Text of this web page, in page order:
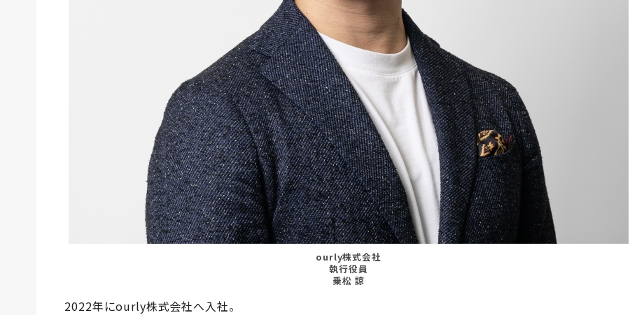
ourly株式会社
執行役員
乗松 諒
2022年にourly株式会社へ入社。